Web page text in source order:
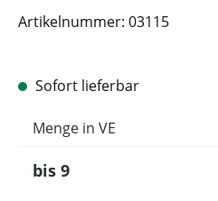
Artikelnummer: 03115
Sofort lieferbar
Menge in VE
bis 9